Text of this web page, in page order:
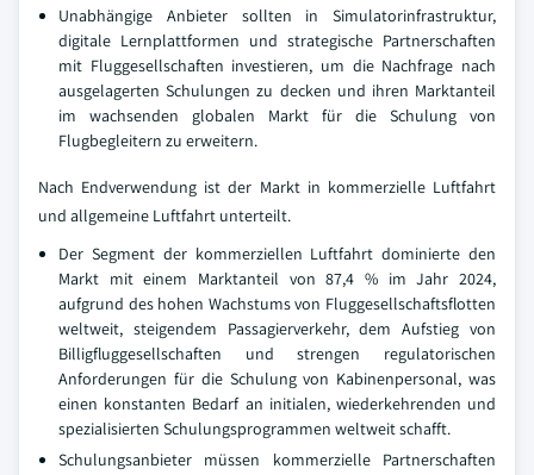
Unabhängige Anbieter sollten in Simulatorinfrastruktur,
digitale Lernplattformen und strategische Partnerschaften
mit Fluggesellschaften investieren, um die Nachfrage nach
ausgelagerten Schulungen zu decken und ihren Marktanteil
im wachsenden globalen Markt für die Schulung von
Flugbegleitern zu erweitern.
Nach Endverwendung ist der Markt in kommerzielle Luftfahrt
und allgemeine Luftfahrt unterteilt.
Der Segment der kommerziellen Luftfahrt dominierte den
Markt mit einem Marktanteil von 87,4 % im Jahr 2024,
aufgrund des hohen Wachstums von Fluggesellschaftsflotten
weltweit, steigendem Passagierverkehr, dem Aufstieg von
Billigfluggesellschaften und strengen regulatorischen
Anforderungen für die Schulung von Kabinenpersonal, was
einen konstanten Bedarf an initialen, wiederkehrenden und
spezialisierten Schulungsprogrammen weltweit schafft.
Schulungsanbieter müssen kommerzielle Partnerschaften